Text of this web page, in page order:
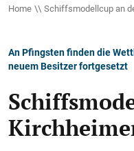
Home Schiffsmodellcup an
An Pfingsten finden die
neuem Besitzer fortgesetzt